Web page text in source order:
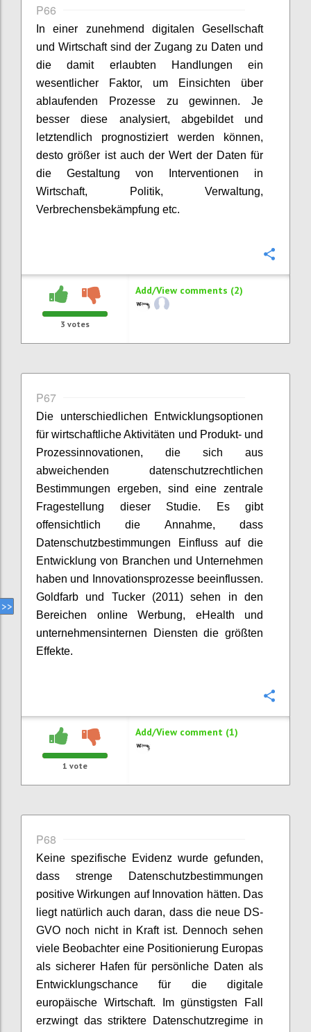
P66
In einer zunehmend digitalen Gesellschaft
und Wirtschaft sind der Zugang zu Daten und
die damit erlaubten Handlungen ein
wesentlicher Faktor, um Einsichten über
ablaufenden Prozesse zu gewinnen. Je
besser diese analysiert, abgebildet und
letztendlich prognostiziert werden können,
desto größer ist auch der Wert der Daten für
die Gestaltung von Interventionen in
Wirtschaft, Politik, Verwaltung,
Verbrechensbekämpfung etc.
3 votes
Add/View comments (2)
P67
Die unterschiedlichen Entwicklungsoptionen
für wirtschaftliche Aktivitäten und Produkt- und
Prozessinnovationen, die sich aus
abweichenden datenschutzrechtlichen
Bestimmungen ergeben, sind eine zentrale
Fragestellung dieser Studie. Es gibt
offensichtlich die Annahme, dass
Datenschutzbestimmungen Einfluss auf die
Entwicklung von Branchen und Unternehmen
haben und Innovationsprozesse beeinflussen.
Goldfarb und Tucker (2011) sehen in den
Bereichen online Werbung, eHealth und
unternehmensinternen Diensten die größten
Effekte.
1 vote
Add/View comment (1)
P68
Keine spezifische Evidenz wurde gefunden,
dass strenge Datenschutzbestimmungen
positive Wirkungen auf Innovation hätten. Das
liegt natürlich auch daran, dass die neue DS-
GVO noch nicht in Kraft ist. Dennoch sehen
viele Beobachter eine Positionierung Europas
als sicherer Hafen für persönliche Daten als
Entwicklungschance für die digitale
europäische Wirtschaft. Im günstigsten Fall
erzwingt das striktere Datenschutzregime in